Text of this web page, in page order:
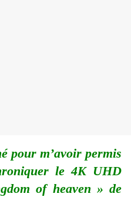
pour m’avoir permis
le 4K UHD
of heaven » de